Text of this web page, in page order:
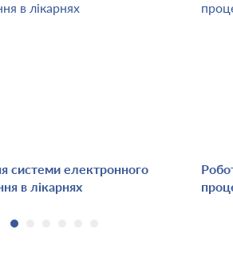
системи електронного
в лікарнях